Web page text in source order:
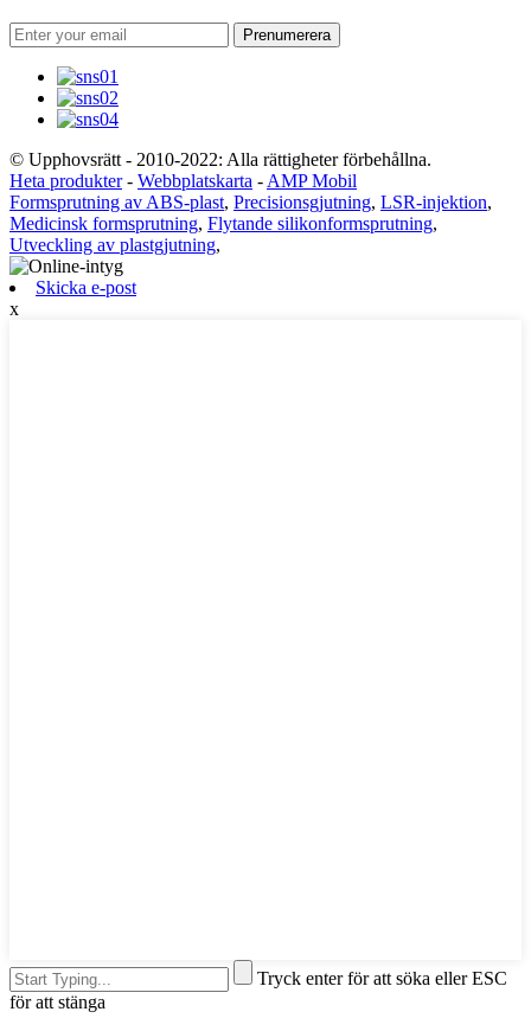
Prenumerera
© Upphovsrätt - 2010-2022: Alla rättigheter förbehållna.
Heta produkter- Webbplatskarta - AMP Mobil
Formsprutning av ABS-plast, Precisionsgjutning, LSR-injektion,
Medicinsk formsprutning, Flytande silikonformsprutning,
Utveckling av plastgjutning,
Skicka e-post
x
Tryck enter för att söka eller ESC
för att stänga